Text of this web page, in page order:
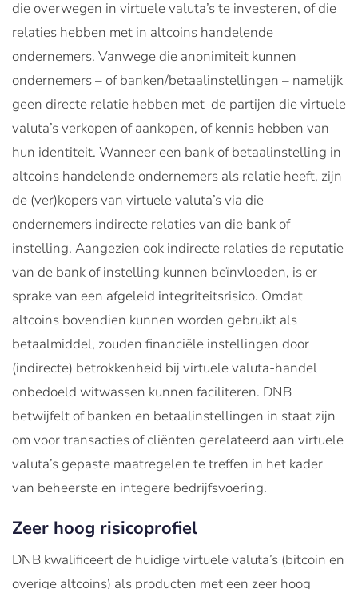
die overwegen in virtuele valuta’s te investeren, of die
relaties hebben met in altcoins handelende
ondernemers. Vanwege die anonimiteit kunnen
ondernemers – of banken/betaalinstellingen – namelijk
geen directe relatie hebben met de partijen die virtuele
valuta’s verkopen of aankopen, of kennis hebben van
hun identiteit. Wanneer een bank of betaalinstelling in
altcoins handelende ondernemers als relatie heeft, zijn
de (ver)kopers van virtuele valuta’s via die
ondernemers indirecte relaties van die bank of
instelling. Aangezien ook indirecte relaties de reputatie
van de bank of instelling kunnen beïnvloeden, is er
sprake van een afgeleid integriteitsrisico. Omdat
altcoins bovendien kunnen worden gebruikt als
betaalmiddel, zouden financiële instellingen door
(indirecte) betrokkenheid bij virtuele valuta-handel
onbedoeld witwassen kunnen faciliteren. DNB
betwijfelt of banken en betaalinstellingen in staat zijn
om voor transacties of cliënten gerelateerd aan virtuele
valuta’s gepaste maatregelen te treffen in het kader
van beheerste en integere bedrijfsvoering.
Zeer hoog risicoprofiel
DNB kwalificeert de huidige virtuele valuta’s (bitcoin en
overige altcoins) als producten met een zeer hoog